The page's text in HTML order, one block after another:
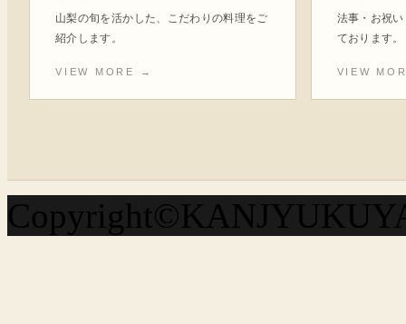
山梨の旬を活かした、こだわりの料理をご
紹介します。
VIEW MORE →
法事・お祝
ております。
VIEW